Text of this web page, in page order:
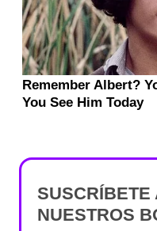
SUSCRÍBETE
NUESTROS